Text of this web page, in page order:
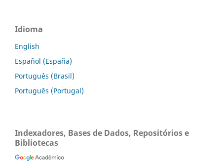
Idioma
English
Español (España)
Português (Brasil)
Português (Portugal)
Indexadores, Bases de Dados, Repositórios e
Bibliotecas